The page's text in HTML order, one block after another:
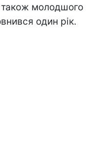
молодшого
один рік.